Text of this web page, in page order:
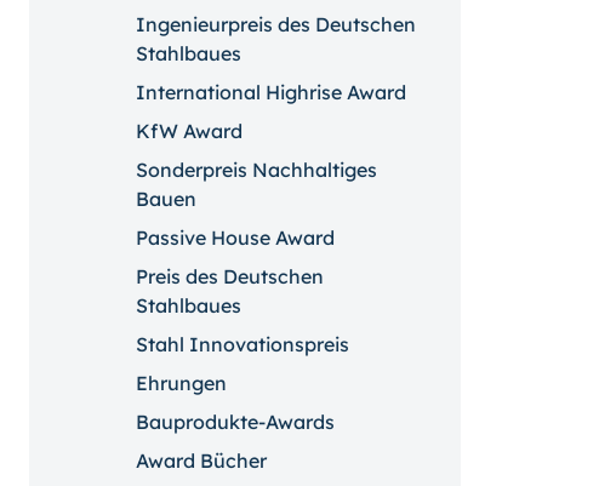
Ingenieurpreis des Deutschen
Stahlbaues
International Highrise Award
KfW Award
Sonderpreis Nachhaltiges
Bauen
Passive House Award
Preis des Deutschen
Stahlbaues
Stahl Innovationspreis
Ehrungen
Bauprodukte-Awards
Award Bücher